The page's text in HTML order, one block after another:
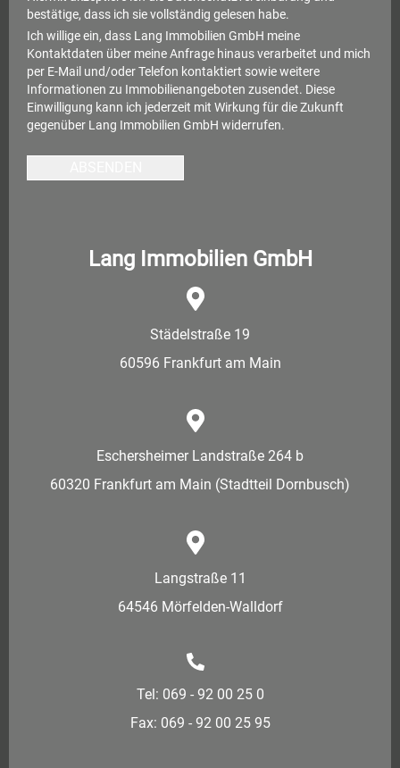
bestätige, dass ich sie vollständig gelesen habe.
Ich willige ein, dass Lang Immobilien GmbH meine
Kontaktdaten über meine Anfrage hinaus verarbeitet und mich
per E-Mail und/oder Telefon kontaktiert sowie weitere
Informationen zu Immobilienangeboten zusendet. Diese
Einwilligung kann ich jederzeit mit Wirkung für die Zukunft
gegenüber Lang Immobilien GmbH widerrufen.
Lang Immobilien GmbH
Städelstraße 19
60596 Frankfurt am Main
Eschersheimer Landstraße 264 b
60320 Frankfurt am Main (Stadtteil Dornbusch)
Langstraße 11
64546 Mörfelden-Walldorf
Tel: 069 - 92 00 25 0
Fax: 069 - 92 00 25 95